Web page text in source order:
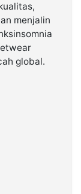
menjalin
global.